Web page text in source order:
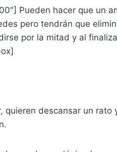
Pueden hacer que un
pero tendrán que
por la mitad y al
quieren descansar un rato